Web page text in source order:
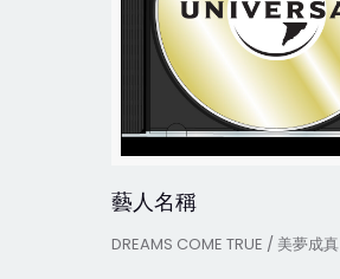
藝人名稱
DREAMS COME TRUE / 美夢成真